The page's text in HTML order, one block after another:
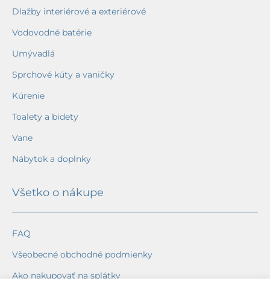
Dlažby interiérové a exteriérové
Vodovodné batérie
Umývadlá
Sprchové kúty a vaničky
Kúrenie
Toalety a bidety
Vane
Nábytok a doplnky
Všetko o nákupe
FAQ
Všeobecné obchodné podmienky
Ako nakupovať na splátky